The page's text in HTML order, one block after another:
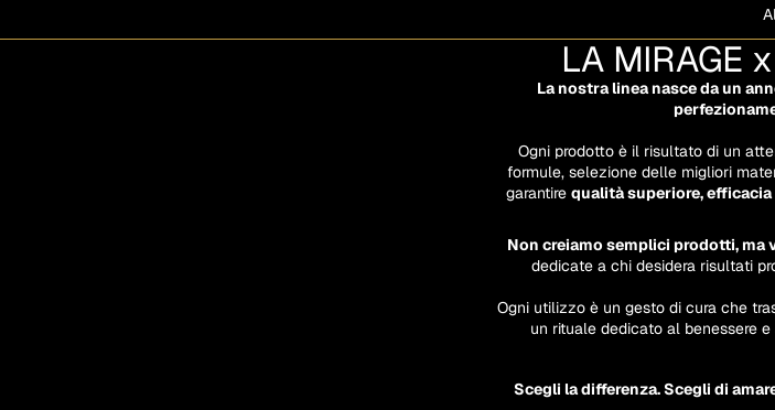
LA MIRAGE x
La nostra linea nasce da un
Ogni prodotto è il risultato di un
formule, selezione delle migliori
garantire qualità superiore,
Non creiamo semplici prodotti, ma
dedicate a chi desidera risultati
Ogni utilizzo è un gesto di cura che
un rituale dedicato al benessere
Scegli la differenza. Scegli di